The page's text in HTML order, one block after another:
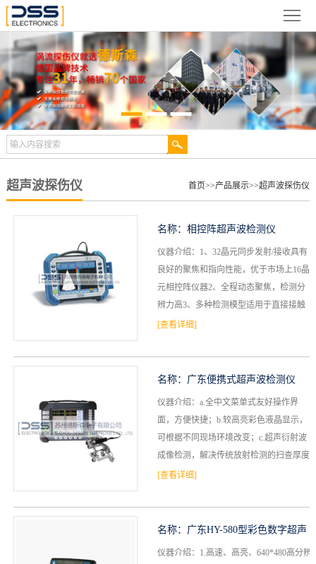
站
首
页
关
于
德
斯
森
新
闻
动
态
产
品
展
检
测
合
超声波探伤仪 首页>>产品展示>>超声波探伤仪
名称： 相控阵超声波检测仪
仪器介绍：1、32晶元同步发射/接收具有
良好的聚焦和指向性能，优于市场上16晶
元相控阵仪器2、全程动态聚焦，检测分
辨力高3、多种检测模型适用于直接接触
法纵波、延时线纵波、斜楔纵波、斜楔横
[查看详细]
名称： 广东便携式超声波检测仪
仪器介绍：a.全中文菜单式友好操作界
面，方便快捷；b.较高亮彩色液晶显示，
可根据不同现场环境改变；c.超声衍射波
成像检测，解决传统放射检测的扫查厚度
及检测效率局限性，节约探伤成本；d.集
[查看详细]
名称： 广东HY-580型彩色数字超声
波探伤仪
仪器介绍：1.高速、高亮、640*480高分辨